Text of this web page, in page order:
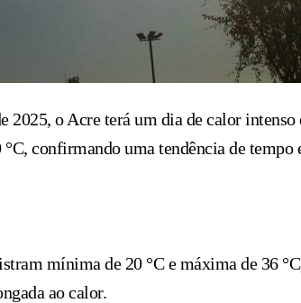
2025, o Acre terá um dia de calor
confirmando uma tendência de tempo
mínima de 20 °C e máxima de 36
ao calor.